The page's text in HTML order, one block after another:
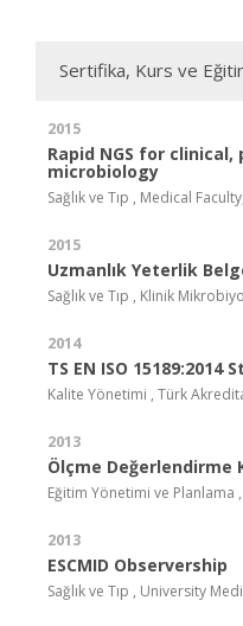
Sertifika, Kurs ve
2015
Rapid NGS for
microbiology
Sağlık ve Tıp , Medical
2015
Uzmanlık Yeterlik
Sağlık ve Tıp , Klinik
2014
TS EN ISO 15189:2014
Kalite Yönetimi , Türk
2013
Ölçme Değerlendirme
Eğitim Yönetimi ve Planlama
2013
ESCMID Observership
Sağlık ve Tıp , University